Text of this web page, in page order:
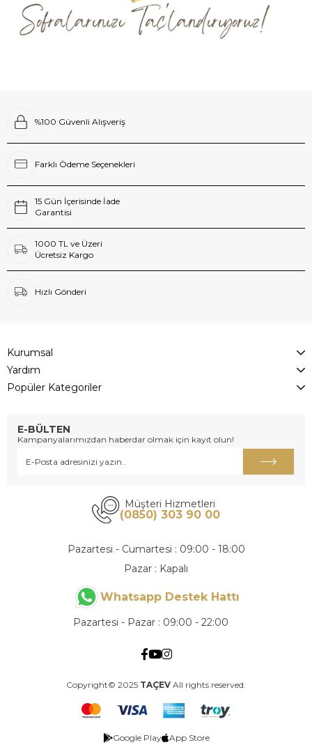
%100 Güvenli Alışveriş
Farklı Ödeme Seçenekleri
15 Gün İçerisinde İade
Garantisi
1000 TL ve Üzeri
Ücretsiz Kargo
Hızlı Gönderi
Kurumsal
Yardım
Popüler Kategoriler
E-BÜLTEN
Kampanyalarımızdan haberdar olmak için kayıt olun!
Müşteri Hizmetleri
(0850) 303 90 00
Pazartesi - Cumartesi : 09:00 - 18:00
Pazar : Kapalı
Whatsapp Destek Hattı
Pazartesi - Pazar : 09:00 - 22:00
Copyright© 2025 TAÇEV All rights reserved.
Google Play App Store